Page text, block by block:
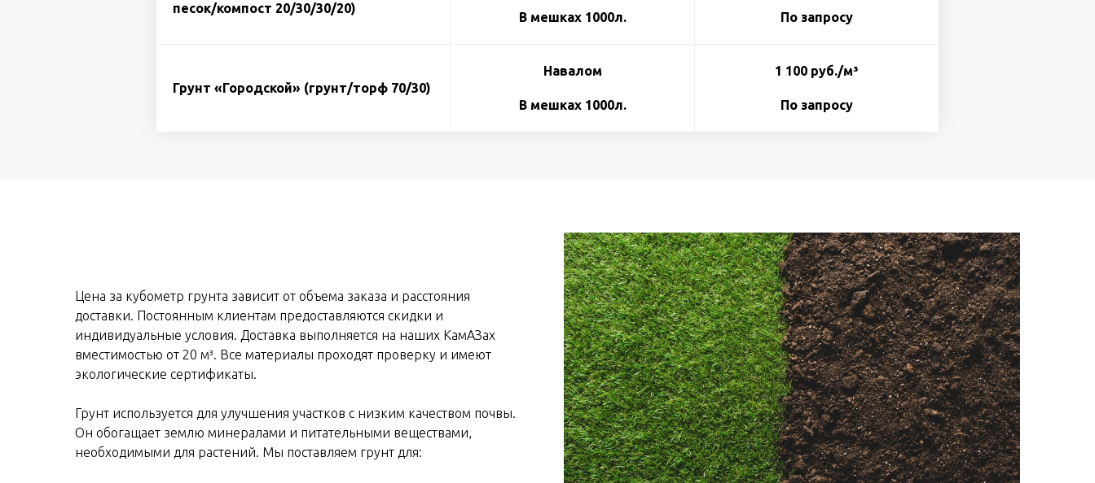
песок/компост 20/30/30/20)
В мешках 1000л. По запросу
Грунт «Городской» (грунт/торф 70/30)
Навалом
В мешках 1000л.
1 100 руб./м³
По запросу
Цена за кубометр грунта зависит от объема заказа и расстояния
доставки. Постоянным клиентам предоставляются скидки и
индивидуальные условия. Доставка выполняется на наших КамАЗах
вместимостью от 20 м³. Все материалы проходят проверку и имеют
экологические сертификаты.
Грунт используется для улучшения участков с низким качеством почвы.
Он обогащает землю минералами и питательными веществами,
необходимыми для растений. Мы поставляем грунт для: